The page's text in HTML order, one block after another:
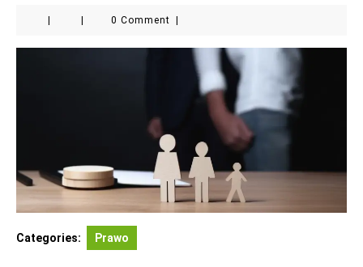
0 Comment
Categories: Prawo